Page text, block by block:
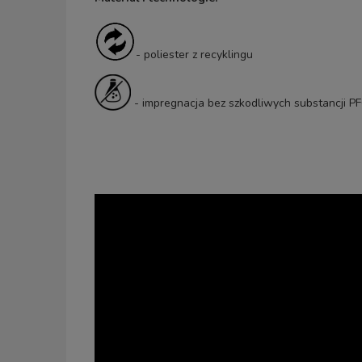
- poliester z recyklingu
- impregnacja bez szkodliwych substancji